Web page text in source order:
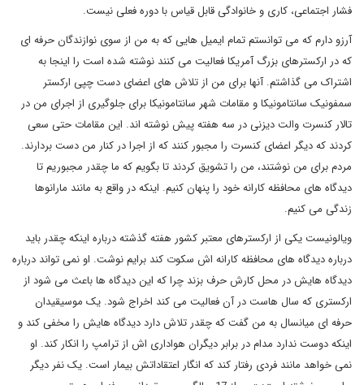
فشار اجتماعی، کاری و خانوادگی قابل قیاس با دوره فعلی نیست.
آرزو دارم که می توانستم تمام ایمیل هایی که به من از سوی نوازندگان حرفه ای
که در ارکسترهای بزرگ آمریکا فعالیت می کنند نوشته شده است را اینجا به
اشتراک می گذاشتم. آنها برای من از تلاش های اعضای دست چپی ارکستر
سمفونیک سانتامونیکا و مقامات شهر سانتامونیکا برای جلوگیری از اجرای من در
تالار کنسرت والت دیزنی در سه هفته پیش نوشته اند. این مقامات حتی سعی
کردند که دیگر اعضای کنسرت را مجبور کنند که از اجرا در کنار من دست بردارند.
مردم برای من نوشتند، من را تشویق کردند تا بگویم که ما چقدر مجبوریم تا
دیدگاه های محافظه کارانه خود را پنهان کنیم. اینکه در واقع به مانند مارانوها
زندگی می کنیم.
ویالونیست یکی از ارکسترهای معتبر کشور هفته گذشته درباره اینکه چقدر باید
درباره دیدگاه های محافظه کارانه اش سکوت کند برایم نوشت. او نمی تواند درباره
دیدگاه هایش در محل کارش حرف بزند چرا که این دیدگاه ها باعث می شود از
ارکستری که سال هاست در آن فعالیت می کند اخراج شود. یک موسیقیدان
حرفه ای میانسال به من گفت که چقدر تلاش دارد دیدگاه هایش را مخفی کند و
اینکه دوست ندارد مدام در برابر دیگران هواداری اش از ترامپ را انکار کند. او
نمی خواهد مانند فردی رفتار کند که انگار اعتقاداتش بیمار است. یک نفر دیگر